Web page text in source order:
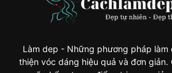
Làm dep - Những phương pháp
thiện vóc dáng hiệu quả và đơn giản.